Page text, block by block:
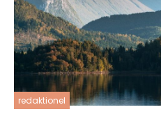
redaktionel